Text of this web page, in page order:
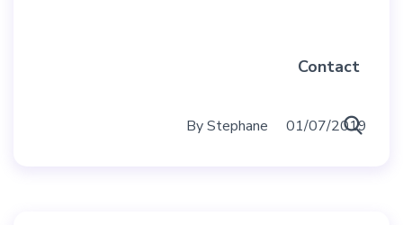
Contact
ByStephane 01/07/2019